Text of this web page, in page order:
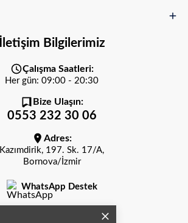
İletişim Bilgilerimiz
Çalışma Saatleri:
Her gün: 09:00 - 20:30
Bize Ulaşın:
0553 232 30 06
Adres:
Kazımdirik, 197. Sk. 17/A,
Bornova/İzmir
WhatsApp Destek